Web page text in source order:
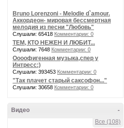
Bruno Lorenzoni - Melodie d`amour.
Аккордеон- мировая бессмертная
мелодия из песни "Любовь"
Слушали: 65418 Комментарии: 0
ТЕМ, КТО НЕЖЕН И ЛЮБИТ...
Слушали: 7648 Комментарии: 0
Оооофигенная музыка,спер у
Интресс:)
Слушали: 393453 Комментарии: 0
"Так плачет старый саксофон..."
Слушали: 30658 Комментарии: 0
-
Видео
Все (108)